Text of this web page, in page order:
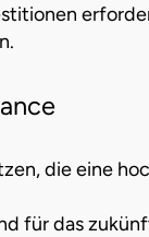
die eine
für das